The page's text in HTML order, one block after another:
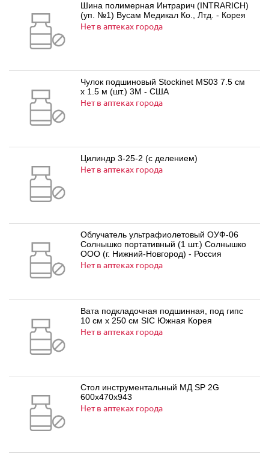
Шина полимерная Интрарич (INTRARICH)
(уп. №1) Вусам Медикал Ко., Лтд. - Корея
Нет в аптеках города
Чулок подшиновый Stockinet MS03 7.5 cм
х 1.5 м (шт.) 3М - США
Нет в аптеках города
Цилиндр 3-25-2 (с делением)
Нет в аптеках города
Облучатель ультрафиолетовый ОУФ-06
Солнышко портативный (1 шт.) Солнышко
ООО (г. Нижний-Новгород) - Россия
Нет в аптеках города
Вата подкладочная подшинная, под гипс
10 см х 250 см SIC Южная Корея
Нет в аптеках города
Стол инструментальный MД SP 2G
600x470x943
Нет в аптеках города